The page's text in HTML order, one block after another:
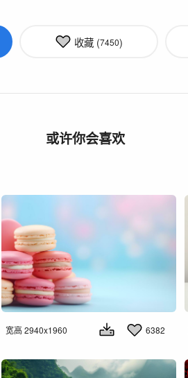
收藏 (7450)
或许你会喜欢
宽高 2940x1960 6382